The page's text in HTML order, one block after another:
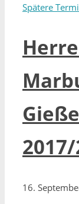
Spätere
16.